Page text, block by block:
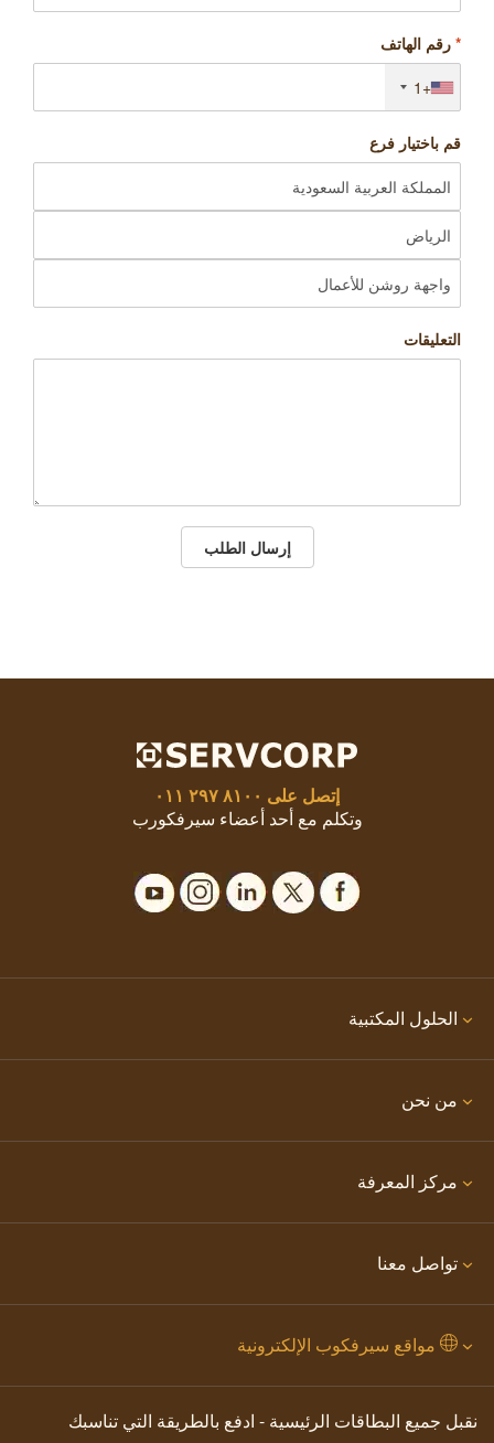
* رقم الهاتف
+1
قم باختيار فرع
التعليقات
إرسال الطلب
إتصل على ٨١٠٠ ٢٩٧ ٠١١
وتكلم مع أحد أعضاء سيرفكورب
الحلول المكتبية
من نحن
مركز المعرفة
تواصل معنا
مواقع سيرفكوب الإلكترونية
نقبل جميع البطاقات الرئيسية - ادفع بالطريقة التي تناسبك